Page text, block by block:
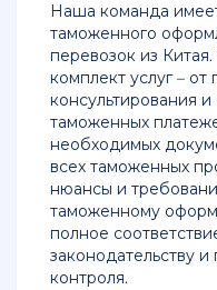
Наша команда
таможенного
перевозок из
комплект услуг –
консультирования
таможенных
необходимых
всех таможенных
нюансы и
таможенному
полное
законодательству
контроля.